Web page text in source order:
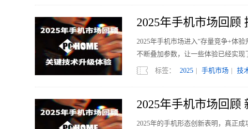
2025年手机市场回顾
2025年手机市场进入“存量竞争+体
不断叠加参数，让一些体验已经实现
标签： 2025 手机市场 技
2025年手机市场回顾
2025年的手机形态创新表明，真正